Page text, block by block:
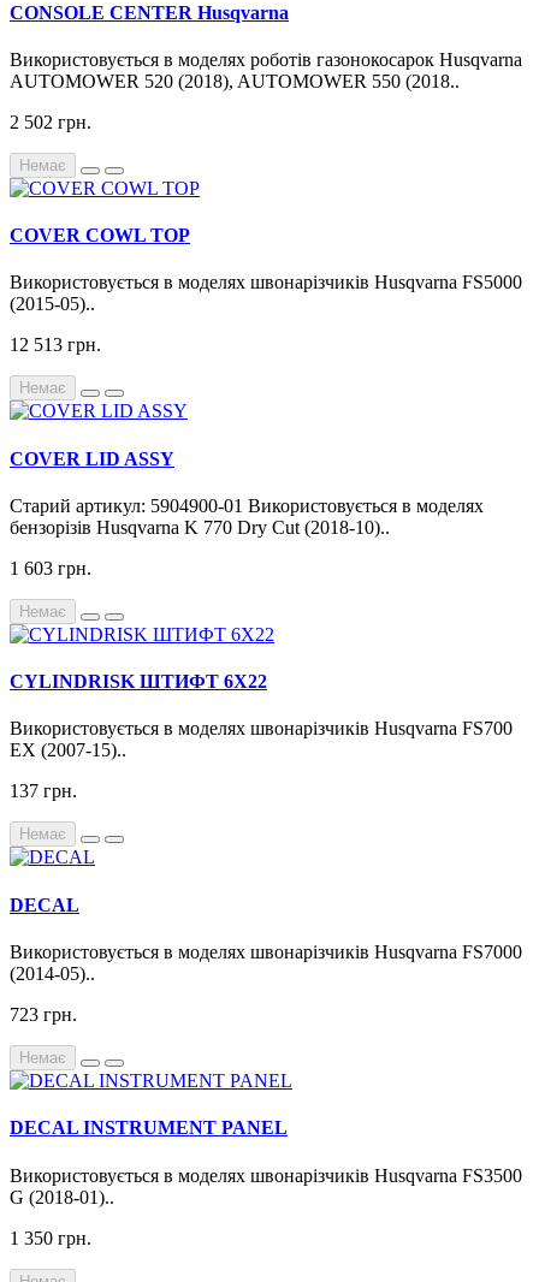
CONSOLE CENTER Husqvarna
Використовується в моделях роботів газонокосарок Husqvarna
AUTOMOWER 520 (2018), AUTOMOWER 550 (2018..
2 502 грн.
Немає
COVER COWL TOP
Використовується в моделях швонарізчиків Husqvarna FS5000
(2015-05)..
12 513 грн.
Немає
COVER LID ASSY
Старий артикул: 5904900-01 Використовується в моделях
бензорізів Husqvarna K 770 Dry Cut (2018-10)..
1 603 грн.
Немає
CYLINDRISK ШТИФТ 6Х22
Використовується в моделях швонарізчиків Husqvarna FS700
EX (2007-15)..
137 грн.
Немає
DECAL
Використовується в моделях швонарізчиків Husqvarna FS7000
(2014-05)..
723 грн.
Немає
DECAL INSTRUMENT PANEL
Використовується в моделях швонарізчиків Husqvarna FS3500
G (2018-01)..
1 350 грн.